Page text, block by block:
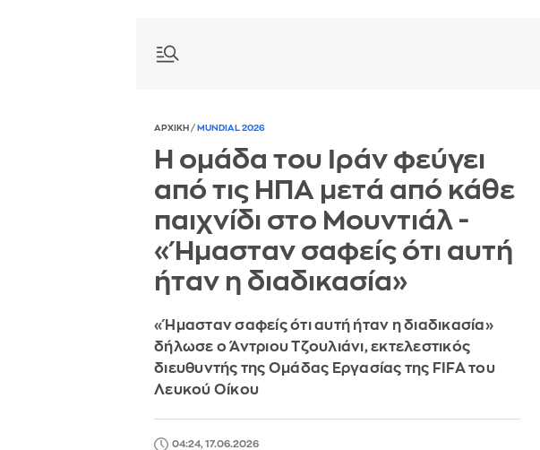
ΑΡΧΙΚΗ / MUNDIAL 2026
Η ομάδα του Ιράν φεύγει
από τις ΗΠΑ μετά από κάθε
παιχνίδι στο Μουντιάλ -
«Ήμασταν σαφείς ότι αυτή
ήταν η διαδικασία»
«Ήμασταν σαφείς ότι αυτή ήταν η διαδικασία»
δήλωσε ο Άντριου Τζουλιάνι, εκτελεστικός
διευθυντής της Ομάδας Εργασίας της FIFA του
Λευκού Οίκου
04:24, 17.06.2026